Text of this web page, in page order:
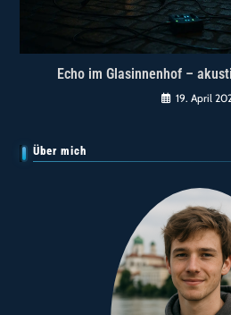
Echo im Glasinnenhof –
19. April
Über mich